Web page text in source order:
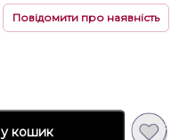
Повідомити про наявність
кошик